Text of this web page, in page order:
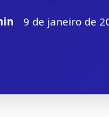
9 de janeiro de